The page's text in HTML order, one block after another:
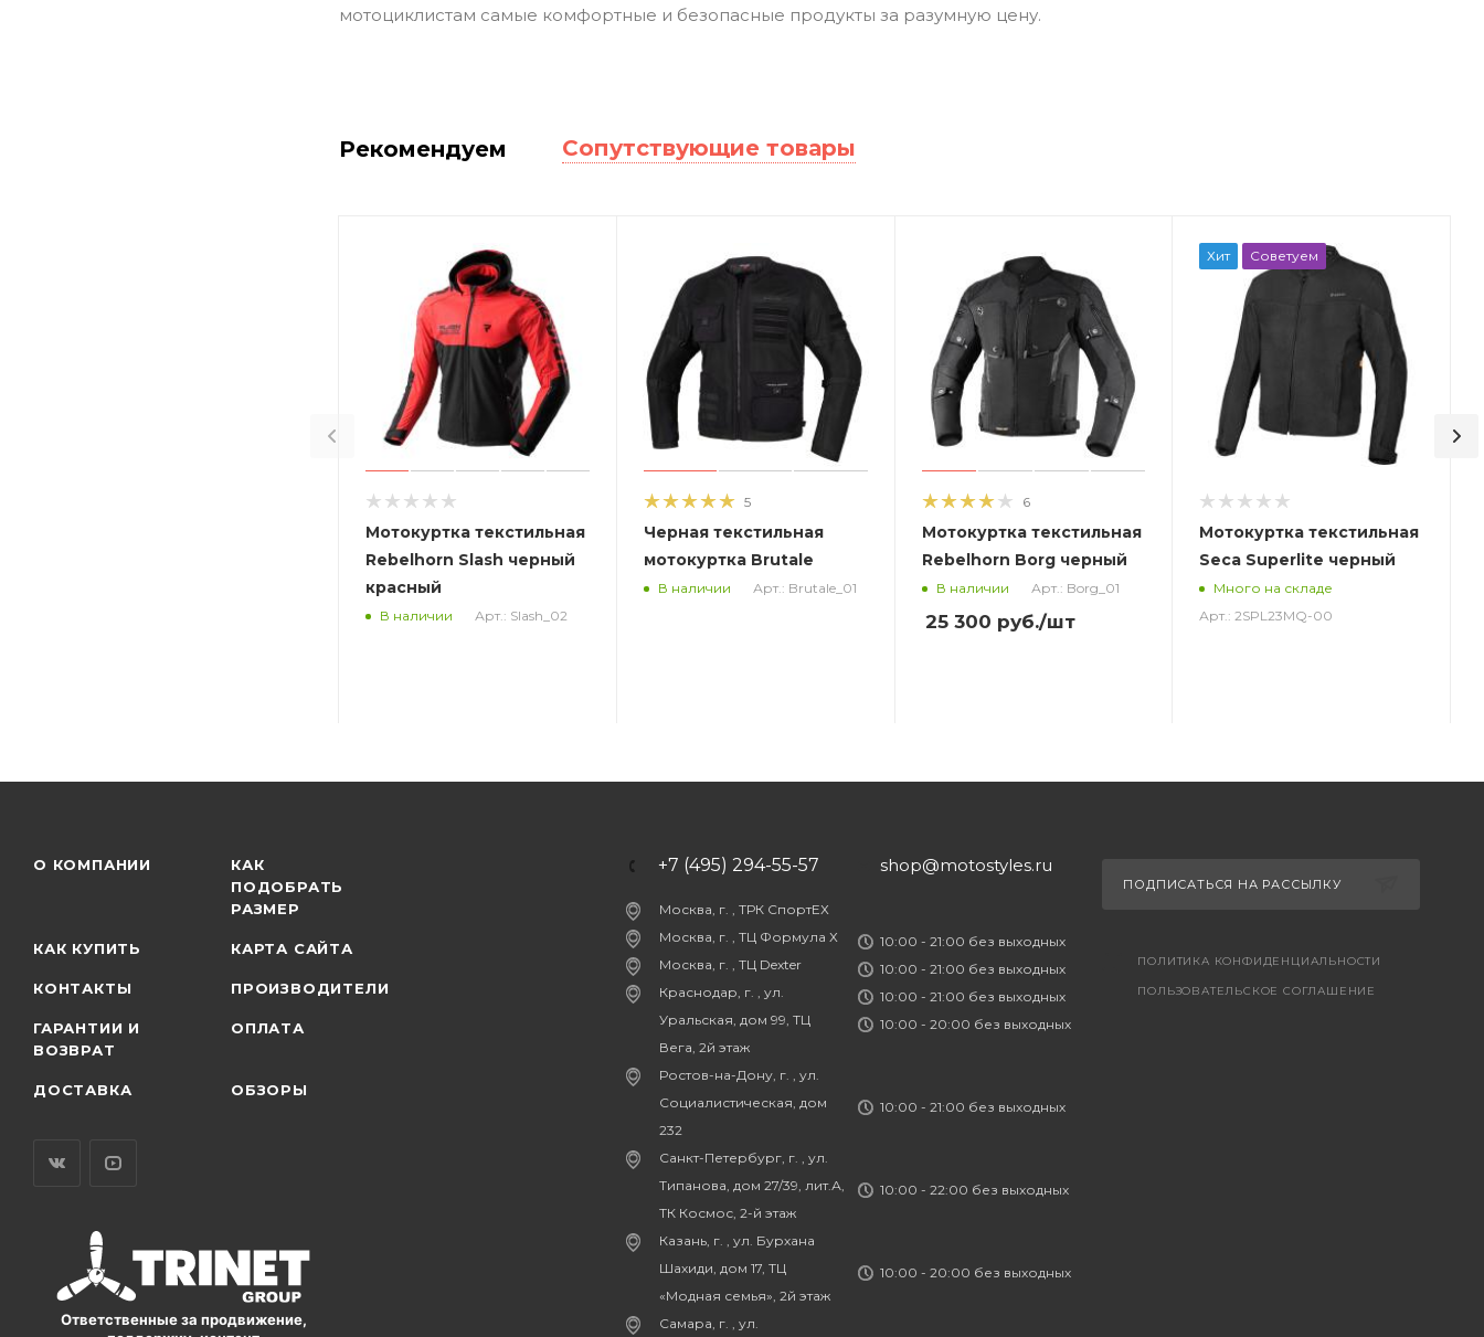
мотоциклистам самые комфортные и безопасные продукты за разумную цену.
Рекомендуем Сопутствующие товары
Мотокуртка текстильная
Rebelhorn Slash черный
красный
В наличии Арт.: Slash_02
5
Черная текстильная
мотокуртка Brutale
В наличии Арт.: Brutale_01
6
Мотокуртка текстильная
Rebelhorn Borg черный
В наличии Арт.: Borg_01
25 300 руб./шт
Хит Советуем
Мотокуртка текстильная
Seca Superlite черный
Много на складе
Арт.: 2SPL23MQ-00
О КОМПАНИИ
КАК
ПОДОБРАТЬ
РАЗМЕР
КАК КУПИТЬ КАРТА САЙТА
КОНТАКТЫ ПРОИЗВОДИТЕЛИ
ГАРАНТИИ И
ВОЗВРАТ
ОПЛАТА
ДОСТАВКА ОБЗОРЫ
Ответственные за продвижение,
+7 (495) 294-55-57
Москва, г. , ТРК СпортЕХ
Москва, г. , ТЦ Формула Х
Москва, г. , ТЦ Dexter
Краснодар, г. , ул.
Уральская, дом 99, ТЦ
Вега, 2й этаж
Ростов-на-Дону, г. , ул.
Социалистическая, дом
232
Санкт-Петербург, г. , ул.
Типанова, дом 27/39, лит.А,
ТК Космос, 2-й этаж
Казань, г. , ул. Бурхана
Шахиди, дом 17, ТЦ
«Модная семья», 2й этаж
Самара, г. , ул.
shop@motostyles.ru
10:00 - 21:00 без выходных
10:00 - 21:00 без выходных
10:00 - 21:00 без выходных
10:00 - 20:00 без выходных
10:00 - 21:00 без выходных
10:00 - 22:00 без выходных
10:00 - 20:00 без выходных
ПОДПИСАТЬСЯ НА РАССЫЛКУ
ПОЛИТИКА КОНФИДЕНЦИАЛЬНОСТИ
ПОЛЬЗОВАТЕЛЬСКОЕ СОГЛАШЕНИЕ